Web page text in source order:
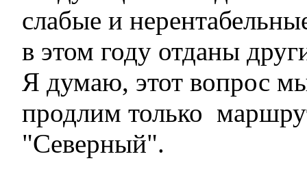
слабые и
в этом году отданы
Я думаю, этот вопрос
продлим только
"Северный".